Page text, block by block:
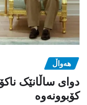
هەواڵ
دوای ساڵانێک
کۆبوونەوە